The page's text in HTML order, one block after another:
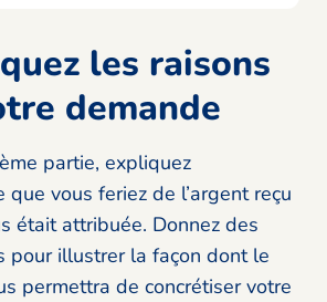
les raisons
demande
partie, expliquez
que vous feriez de l’argent reçu
était attribuée. Donnez des
pour illustrer la façon dont le
permettra de concrétiser votre